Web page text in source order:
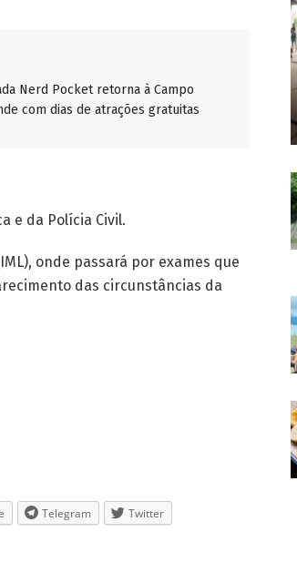
Nerd Pocket retorna à Campo
com dias de atrações gratuitas
e da Polícia Civil.
onde passará por exames que
das circunstâncias da
Telegram
Twitter